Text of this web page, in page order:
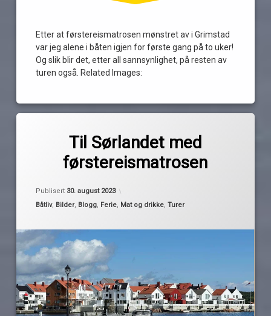
Etter at førstereismatrosen mønstret av i Grimstad
var jeg alene i båten igjen for første gang på to uker!
Og slik blir det, etter all sannsynlighet, på resten av
turen også. Related Images:
Til Sørlandet med
førstereismatrosen
Publisert 30. august 2023
Kategorier:
Båtliv, Bilder, Blogg, Ferie, Mat og drikke,Turer
førstereismatros
soppsuppe
turrapport
Tvedestrand